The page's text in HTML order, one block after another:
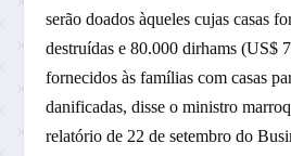
serão doados àqueles cujas casas
destruídas e 80.000 dirhams (US$
fornecidos às famílias com casas
danificadas, disse o ministro
relatório de 22 de setembro do